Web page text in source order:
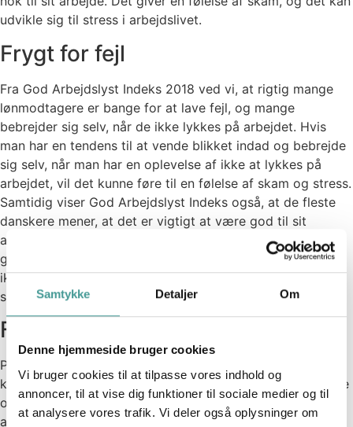
Samtykke Detaljer Om
Denne hjemmeside bruger cookies
Vi bruger cookies til at tilpasse vores indhold og
annoncer, til at vise dig funktioner til sociale medier og til
at analysere vores trafik. Vi deler også oplysninger om
udvikle sig til stress i arbejdslivet.
Frygt for fejl
Fra God Arbejdslyst Indeks 2018 ved vi, at rigtig mange
lønmodtagere er bange for at lave fejl, og mange
bebrejder sig selv, når de ikke lykkes på arbejdet. Hvis
man har en tendens til at vende blikket indad og bebrejde
sig selv, når man har en oplevelse af ikke at lykkes på
arbejdet, vil det kunne føre til en følelse af skam og stress.
Samtidig viser God Arbejdslyst Indeks også, at de fleste
danskere mener, at det er vigtigt at være god til sit
arbejde. Så hvis man både synes, det er vigtigt at være
god til sit arbejde og samtidig har en oplevelse af, at man
ikke er helt god nok, kan man risikere at ende i en ond
spiral med både skam og stress.3
Fra skam til god arbejdslyst
Pernille Steen Pedersen beskriver skam som en følelse, vi
kan reagere med i situationer, hvor vi har vores selvfølelse
og selvrespekt i spil. Skam opstår, når der bliver for stor
afstand mellem, hvordan vi gerne vil være og de faktiske